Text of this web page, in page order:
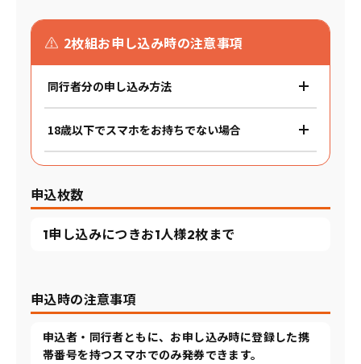
2枚組お申し込み時の注意事項
同行者分の申し込み方法
18歳以下でスマホをお持ちでない場合
申込枚数
1申し込みにつきお1人様2枚まで
申込時の注意事項
申込者・同行者ともに、お申し込み時に登録した携
帯番号を持つスマホでのみ発券できます。